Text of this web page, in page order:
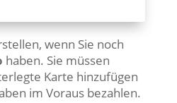
wenn Sie noch
haben. Sie müssen
Karte hinzufügen
im Voraus bezahlen.